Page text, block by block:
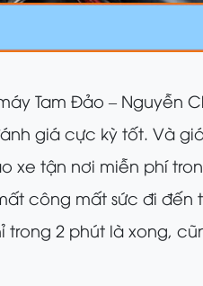
Tam Đảo – Nguyễn
giá cực kỳ tốt. Và
xe tận nơi miễn phí
công mất sức đi đến
2 phút là xong,